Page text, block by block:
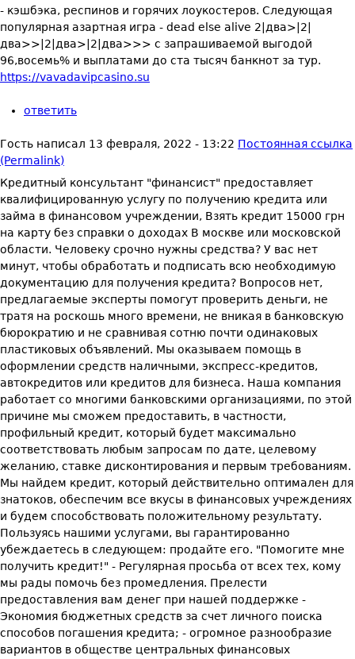
- кэшбэка, респинов и горячих лоукостеров. Следующая
популярная азартная игра - dead else alive 2|два>|2|
два>>|2|два>|2|два>>> с запрашиваемой выгодой
96,восемь% и выплатами до ста тысяч банкнот за тур.
https://vavadavipcasino.su
ответить
Гость написал 13 февраля, 2022 - 13:22 Постоянная ссылка
(Permalink)
Кредитный консультант "финансист" предоставляет
квалифицированную услугу по получению кредита или
займа в финансовом учреждении, Взять кредит 15000 грн
на карту без справки о доходах В москве или московской
области. Человеку срочно нужны средства? У вас нет
минут, чтобы обработать и подписать всю необходимую
документацию для получения кредита? Вопросов нет,
предлагаемые эксперты помогут проверить деньги, не
тратя на роскошь много времени, не вникая в банковскую
бюрократию и не сравнивая сотню почти одинаковых
пластиковых объявлений. Мы оказываем помощь в
оформлении средств наличными, экспресс-кредитов,
автокредитов или кредитов для бизнеса. Наша компания
работает со многими банковскими организациями, по этой
причине мы сможем предоставить, в частности,
профильный кредит, который будет максимально
соответствовать любым запросам по дате, целевому
желанию, ставке дисконтирования и первым требованиям.
Мы найдем кредит, который действительно оптимален для
знатоков, обеспечим все вкусы в финансовых учреждениях
и будем способствовать положительному результату.
Пользуясь нашими услугами, вы гарантированно
убеждаетесь в следующем: продайте его. "Помогите мне
получить кредит!" - Регулярная просьба от всех тех, кому
мы рады помочь без промедления. Прелести
предоставления вам денег при нашей поддержке -
Экономия бюджетных средств за счет личного поиска
способов погашения кредита; - огромное разнообразие
вариантов в обществе центральных финансовых